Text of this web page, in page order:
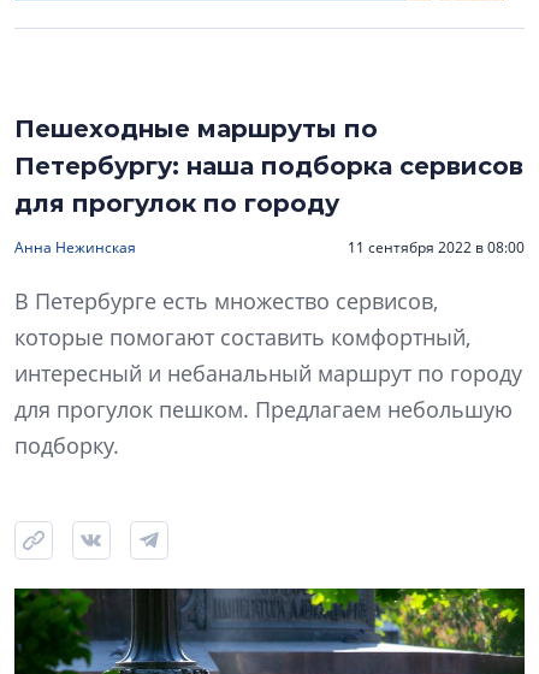
Пешеходные маршруты по
Петербургу: наша подборка сервисов
для прогулок по городу
Анна Нежинская 11 сентября 2022 в 08:00
В Петербурге есть множество сервисов,
которые помогают составить комфортный,
интересный и небанальный маршрут по городу
для прогулок пешком. Предлагаем небольшую
подборку.